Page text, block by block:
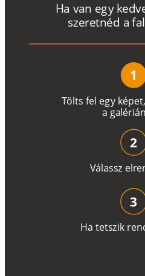
Tölts fel egy képet,
a galérián
Ha van egy kedv
szeretnéd a fal
1
Válassz elre
2
Ha tetszik ren
3